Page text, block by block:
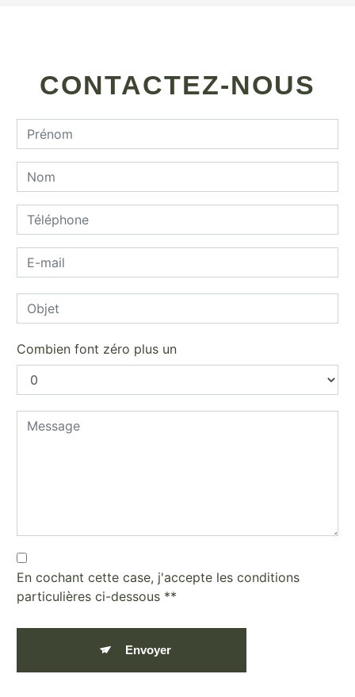
CONTACTEZ-NOUS
Combien font zéro plus un
En cochant cette case, j'accepte les conditions
particulières ci-dessous **
Envoyer